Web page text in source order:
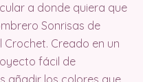
a donde quiera que
Sonrisas de
Creado en un
fácil de